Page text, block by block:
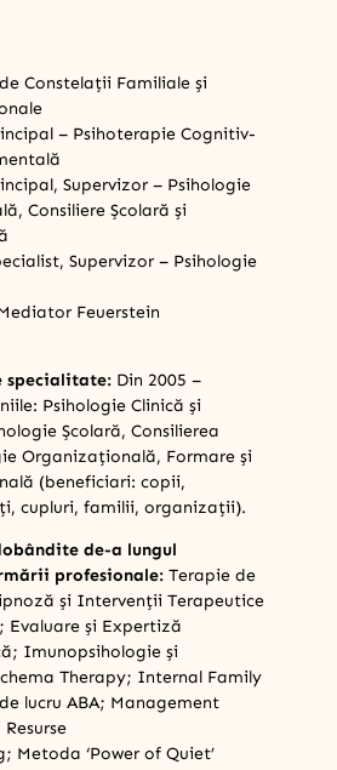
Constelații Familiale și
– Psihoterapie Cognitiv-
Supervizor – Psihologie
Consiliere Școlară și
Supervizor – Psihologie
Feuerstein
specialitate:Din 2005 –
Psihologie Clinică și
Școlară, Consilierea
Organizațională, Formare și
(beneficiari: copii,
cupluri, familii, organizații).
de-a lungul
profesionale: Terapie de
și Intervenții Terapeutice
Evaluare și Expertiză
Imunopsihologie și
Therapy; Internal Family
lucru ABA; Management
Metoda ‘Power of Quiet’